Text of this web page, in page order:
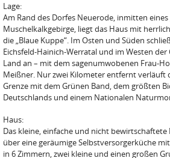
Lage:
Am Rand des Dorfes Neuerode, inmitten
Muschelkalkgebirge, liegt das Haus mit
die „Blaue Kuppe“. Im Osten und Süden
Eichsfeld-Hainich-Werratal und im Westen
Land an – mit dem sagenumwobenen Frau-
Meißner. Nur zwei Kilometer entfernt verläuft
Grenze mit dem Grünen Band, dem größten
Deutschlands und einem Nationalen
Haus:
Das kleine, einfache und nicht
über eine geräumige Selbstversorgerküche
in 6 Zimmern, zwei kleine und einen großen